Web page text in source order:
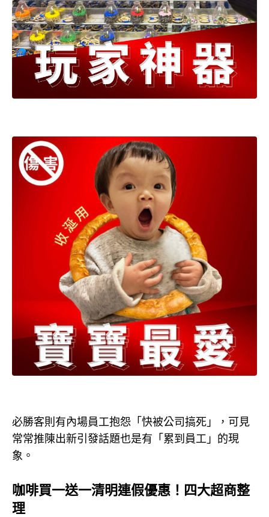
必勝客則有內場員工抱怨「快被公司搞死」，可見
常常推陳出新引發話題也是有「累到員工」的現
象。
咖啡買一送一清明連假優惠！四大超商整
理